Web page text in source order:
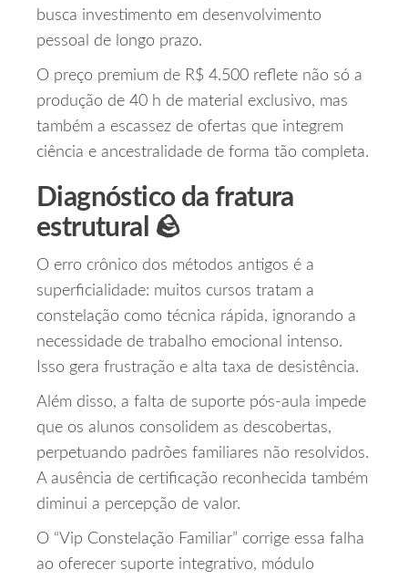
busca investimento em desenvolvimento
pessoal de longo prazo.
O preço premium de R$ 4.500 reflete não só a
produção de 40 h de material exclusivo, mas
também a escassez de ofertas que integrem
ciência e ancestralidade de forma tão completa.
Diagnóstico da fratura
estrutural 🪨
O erro crônico dos métodos antigos é a
superficialidade: muitos cursos tratam a
constelação como técnica rápida, ignorando a
necessidade de trabalho emocional intenso.
Isso gera frustração e alta taxa de desistência.
Além disso, a falta de suporte pós‑aula impede
que os alunos consolidem as descobertas,
perpetuando padrões familiares não resolvidos.
A ausência de certificação reconhecida também
diminui a percepção de valor.
O “Vip Constelação Familiar” corrige essa falha
ao oferecer suporte integrativo, módulo